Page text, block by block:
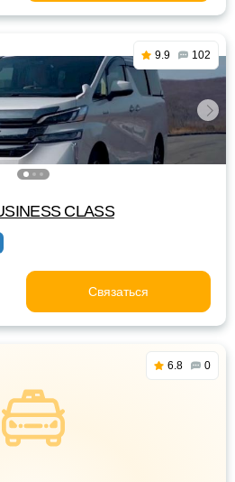
9.9 102
CLASS
Связаться
6.8 0